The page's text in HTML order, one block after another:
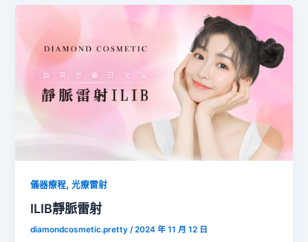
儀器療程,光療雷射
ILIB靜脈雷射
diamondcosmetic.pretty/2024 年 11 月 12 日